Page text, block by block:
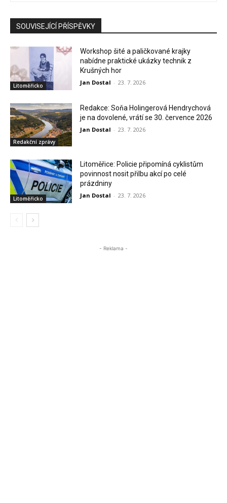
SOUVISEJÍCÍ PŘÍSPĚVKY
Litoměřicko
Workshop šité a paličkované krajky
nabídne praktické ukázky technik z
Krušných hor
Jan Dostal - 23. 7. 2026
Redakční zprávy
Redakce: Soňa Holingerová Hendrychová
je na dovolené, vrátí se 30. července 2026
Jan Dostal - 23. 7. 2026
Litoměřicko
Litoměřice: Policie připomíná cyklistům
povinnost nosit přilbu akcí po celé
prázdniny
Jan Dostal - 23. 7. 2026
- Reklama -